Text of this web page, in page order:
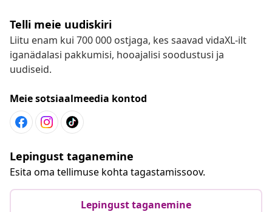
Telli meie uudiskiri
Liitu enam kui 700 000 ostjaga, kes saavad vidaXL-ilt
iganädalasi pakkumisi, hooajalisi soodustusi ja
uudiseid.
Meie sotsiaalmeedia kontod
Lepingust taganemine
Esita oma tellimuse kohta tagastamissoov.
Lepingust taganemine